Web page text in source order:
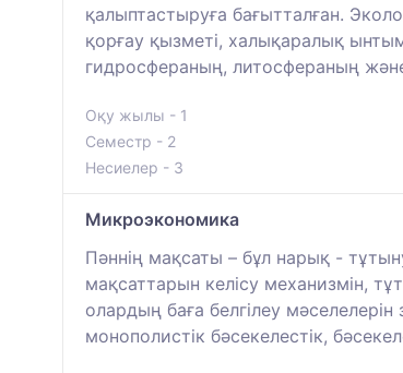
қалыптастыруға бағытталған.
қорғау қызметі, халықаралық
гидросфераның, литосфераның
Оқу жылы - 1
Семестр - 2
Несиелер - 3
Микроэкономика
Пәннің мақсаты – бұл нарық -
мақсаттарын келісу механизмін,
олардың баға белгілеу
монополистік бәсекелестік,